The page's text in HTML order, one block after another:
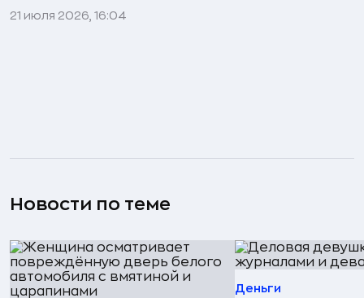
21 июля 2026, 16:04
Новости по теме
Деньги